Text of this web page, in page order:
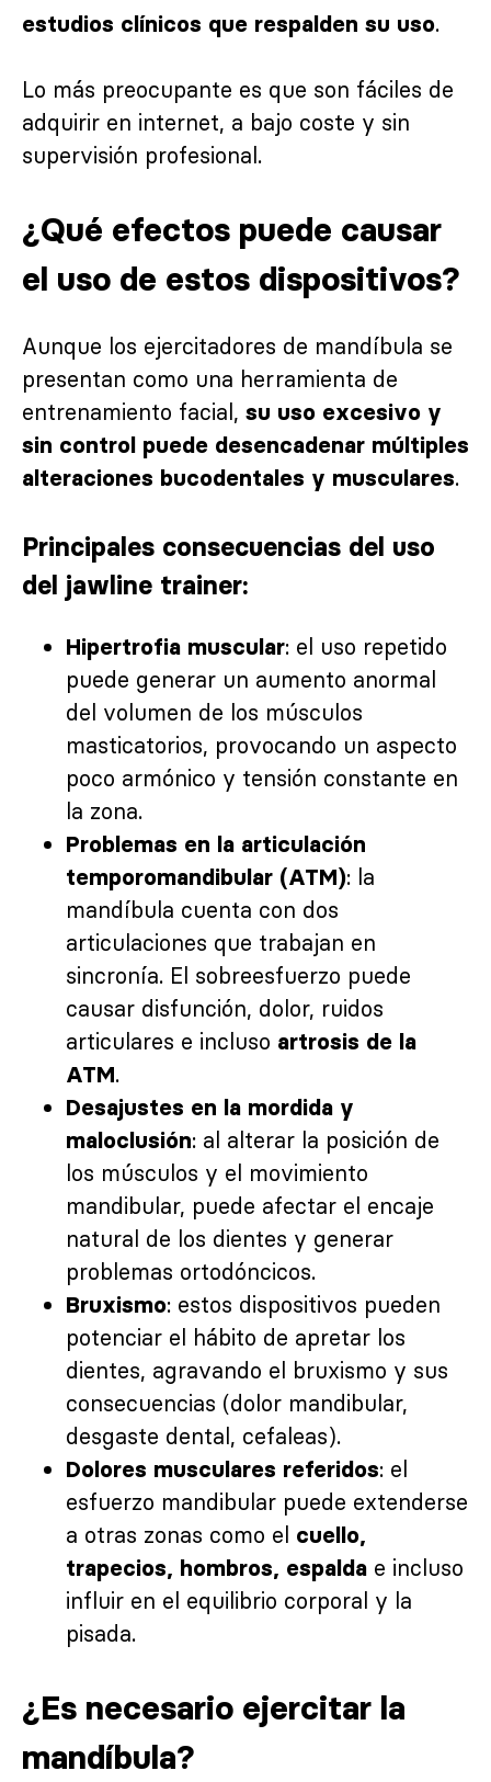
estudios clínicos que respalden su uso.
Lo más preocupante es que son fáciles de
adquirir en internet, a bajo coste y sin
supervisión profesional.
¿Qué efectos puede causar
el uso de estos dispositivos?
Aunque los ejercitadores de mandíbula se
presentan como una herramienta de
entrenamiento facial, su uso excesivo y
sin control puede desencadenar múltiples
alteraciones bucodentales y musculares.
Principales consecuencias del uso
del jawline trainer:
Hipertrofia muscular: el uso repetido
puede generar un aumento anormal
del volumen de los músculos
masticatorios, provocando un aspecto
poco armónico y tensión constante en
la zona.
Problemas en la articulación
temporomandibular (ATM): la
mandíbula cuenta con dos
articulaciones que trabajan en
sincronía. El sobreesfuerzo puede
causar disfunción, dolor, ruidos
articulares e incluso artrosis de la
ATM.
Desajustes en la mordida y
maloclusión: al alterar la posición de
los músculos y el movimiento
mandibular, puede afectar el encaje
natural de los dientes y generar
problemas ortodóncicos.
Bruxismo: estos dispositivos pueden
potenciar el hábito de apretar los
dientes, agravando el bruxismo y sus
consecuencias (dolor mandibular,
desgaste dental, cefaleas).
Dolores musculares referidos: el
esfuerzo mandibular puede extenderse
a otras zonas como el cuello,
trapecios, hombros, espalda e incluso
influir en el equilibrio corporal y la
pisada.
¿Es necesario ejercitar la
mandíbula?